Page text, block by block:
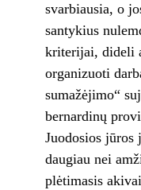
svarbiausia, o
santykius
kriterijai, dideli
organizuoti
sumažėjimo“
bernardinų
Juodosios
daugiau nei
plėtimasis